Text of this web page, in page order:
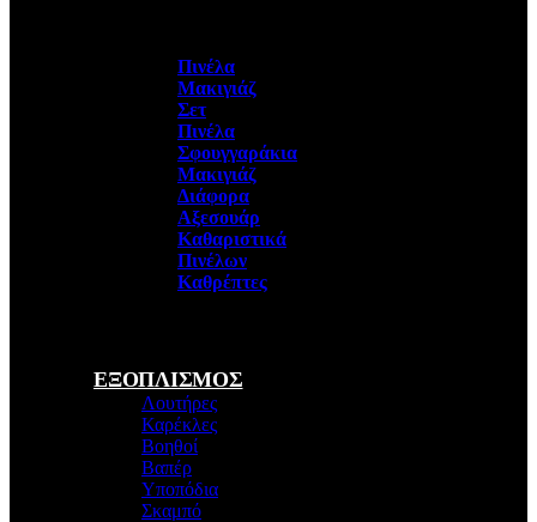
Πινέλα
Μακιγιάζ
Σετ
Πινέλα
Σφουγγαράκια
Μακιγιάζ
Διάφορα
Αξεσουάρ
Καθαριστικά
Πινέλων
Καθρέπτες
ΕΞΟΠΛΙΣΜΟΣ
Λουτήρες
Καρέκλες
Βοηθοί
Βαπέρ
Υποπόδια
Σκαμπό